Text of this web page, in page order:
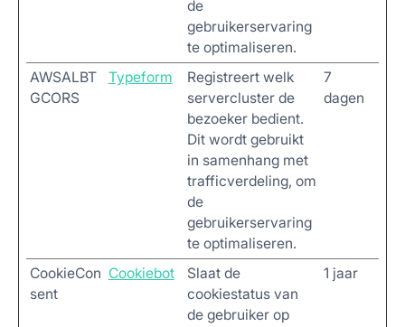
de
gebruikerservaring
te optimaliseren.
AWSALBT
GCORS
Typeform
Registreert welk
servercluster de
bezoeker bedient.
Dit wordt gebruikt
in samenhang met
trafficverdeling, om
de
gebruikerservaring
te optimaliseren.
7
dagen
CookieCon
sent
Cookiebot
Slaat de
cookiestatus van
de gebruiker op
1 jaar